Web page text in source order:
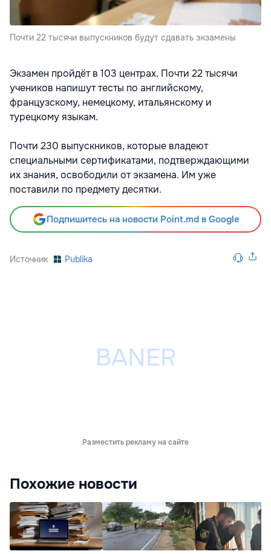
Почти 22 тысячи выпускников будут сдавать экзамены
Экзамен пройдёт в 103 центрах. Почти 22 тысячи
учеников напишут тесты по английскому,
французскому, немецкому, итальянскому и
турецкому языкам.
Почти 230 выпускников, которые владеют
специальными сертификатами, подтверждающими
их знания, освободили от экзамена. Им уже
поставили по предмету десятки.
Подпишитесь на новости Point.md в Google
Источник Publika
Разместить рекламу на сайте
Похожие новости